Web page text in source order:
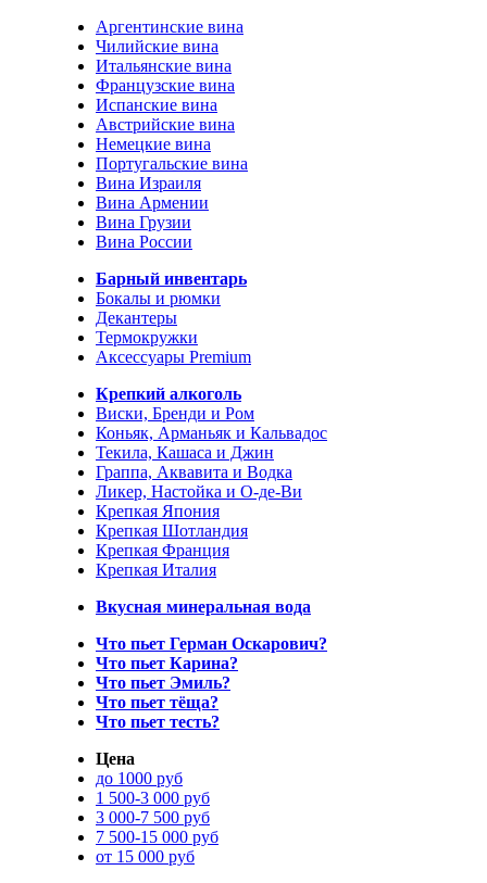
Аргентинские вина
Чилийские вина
Итальянские вина
Французские вина
Испанские вина
Австрийские вина
Немецкие вина
Португальские вина
Вина Израиля
Вина Армении
Вина Грузии
Вина России
Барный инвентарь
Бокалы и рюмки
Декантеры
Термокружки
Аксессуары Premium
Крепкий алкоголь
Виски, Бренди и Ром
Коньяк, Арманьяк и Кальвадос
Текила, Кашаса и Джин
Граппа, Аквавита и Водка
Ликер, Настойка и О-де-Ви
Крепкая Япония
Крепкая Шотландия
Крепкая Франция
Крепкая Италия
Вкусная минеральная вода
Что пьет Герман Оскарович?
Что пьет Карина?
Что пьет Эмиль?
Что пьет тёща?
Что пьет тесть?
Цена
до 1000 руб
1 500-3 000 руб
3 000-7 500 руб
7 500-15 000 руб
от 15 000 руб